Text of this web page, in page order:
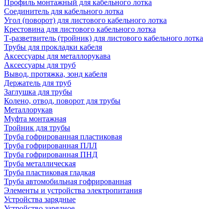
Профиль монтажный для кабельного лотка
Соединитель для кабельного лотка
Угол (поворот) для листового кабельного лотка
Крестовина для листового кабельного лотка
Т-разветвитель (тройник) для листового кабельного лотка
Трубы для прокладки кабеля
Аксессуары для металлорукава
Аксессуары для труб
Вывод, протяжка, зонд кабеля
Держатель для труб
Заглушка для трубы
Колено, отвод, поворот для трубы
Металлорукав
Муфта монтажная
Тройник для трубы
Труба гофрированная пластиковая
Труба гофрированная ПЛЛ
Труба гофрированная ПНД
Труба металлическая
Труба пластиковая гладкая
Труба автомобильная гофрированная
Элементы и устройства электропитания
Устройства зарядные